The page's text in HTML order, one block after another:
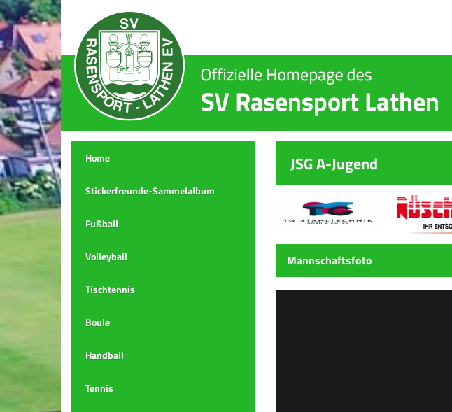
Home
Stickerfreunde-Sammelalbum
Fußball
Volleyball
Tischtennis
Boule
Handball
Tennis
JSG A-Jugend
Mannschaftsfoto